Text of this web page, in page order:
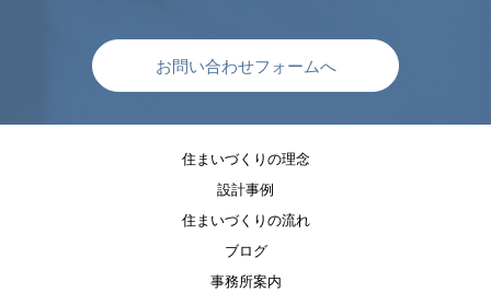
お問い合わせフォームへ
住まいづくりの理念
設計事例
住まいづくりの流れ
ブログ
事務所案内